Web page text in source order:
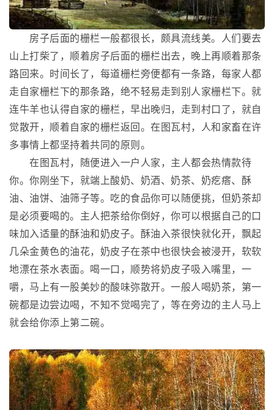
房子后面的栅栏一般都很长，颇具流线美。人们要去
山上打柴了，顺着房子后面的栅栏出去，晚上再顺着那条
路回来。时间长了，每道栅栏旁便都有一条路，每家人都
走自家栅栏下的那条路，绝不轻易走到别人家栅栏下。就
连牛羊也认得自家的栅栏，早出晚归，走到村口了，就自
觉散开，顺着自家的栅栏返回。在图瓦村，人和家畜在许
多事情上都坚持着共同的原则。
在图瓦村，随便进入一户人家，主人都会热情款待
你。你刚坐下，就端上酸奶、奶酒、奶茶、奶疙瘩、酥
油、油饼、油筛子等。吃的食品你可以随便挑，但奶茶却
是必须要喝的。主人把茶给你倒好，你可以根据自己的口
味加入适量的酥油和奶皮子。酥油入茶很快就化开，飘起
几朵金黄色的油花，奶皮子在茶中也很快会被浸开，软软
地漂在茶水表面。喝一口，顺势将奶皮子吸入嘴里，一
嚼，马上有一股美妙的酸味弥散开。一般人喝奶茶，第一
碗都是边尝边喝，不知不觉喝完了，等在旁边的主人马上
就会给你添上第二碗。